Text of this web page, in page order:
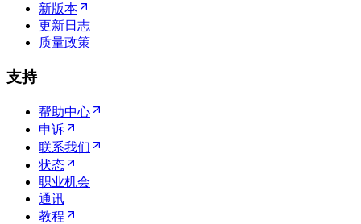
新版本
更新日志
质量政策
支持
帮助中心
申诉
联系我们
状态
职业机会
通讯
教程